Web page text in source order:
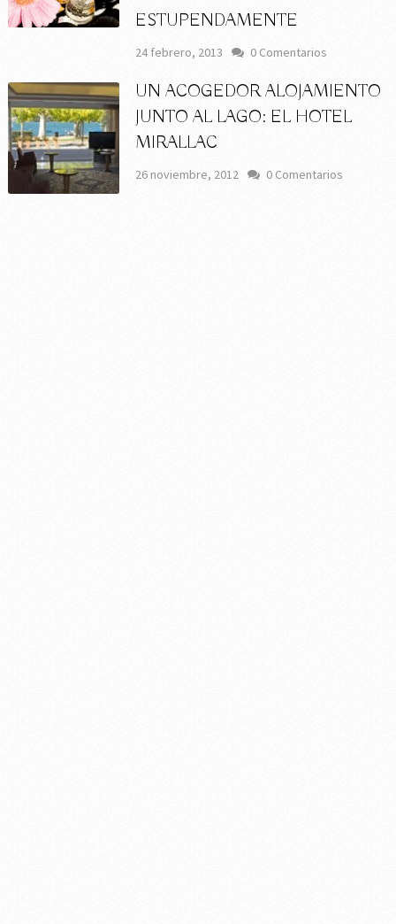
ESTUPENDAMENTE
24 febrero, 2013 0 Comentarios
UN ACOGEDOR ALOJAMIENTO
JUNTO AL LAGO: EL HOTEL
MIRALLAC
26 noviembre, 2012 0 Comentarios